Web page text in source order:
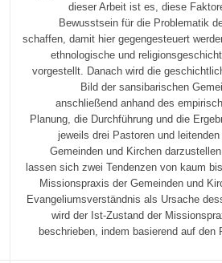
dieser Arbeit ist es, diese
Bewusstsein für die Problematik
schaffen, damit hier gegengesteuert
ethnologische und
vorgestellt. Danach wird die
Bild der sansibarischen
anschließend anhand des
Planung, die Durchführung und die
jeweils drei Pastoren und
Gemeinden und Kirchen
lassen sich zwei Tendenzen von kaum
Missionspraxis der Gemeinden und
Evangeliumsverständnis als Ursache
wird der Ist-Zustand der
beschrieben, indem basierend auf den